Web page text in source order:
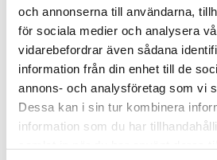
och annonserna till användarna,
för sociala medier och analysera
vidarebefordrar även sådana
information från din enhet till de
annons- och analysföretag som vi
Dessa kan i sin tur kombinera
information som du har
Adress
Postnr*